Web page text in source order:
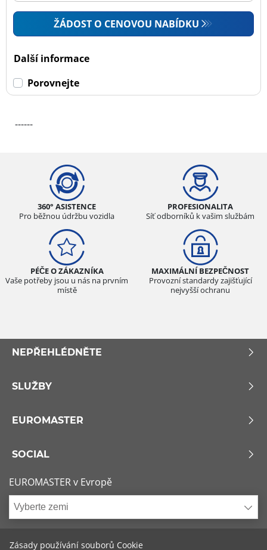
ŽÁDOST O CENOVOU NABÍDKU
Další informace
Porovnejte
------
360° ASISTENCE
Pro běžnou údržbu vozidla
PROFESIONALITA
Síť odborníků k vašim službám
PÉČE O ZÁKAZNÍKA
Vaše potřeby jsou u nás na prvním
místě
MAXIMÁLNÍ BEZPEČNOST
Provozní standardy zajišťující
nejvyšší ochranu
NEPŘEHLÉDNĚTE
SLUŽBY
EUROMASTER
SOCIAL
EUROMASTER v Evropě
Vyberte zemi
Zásady používání souborů Cookie